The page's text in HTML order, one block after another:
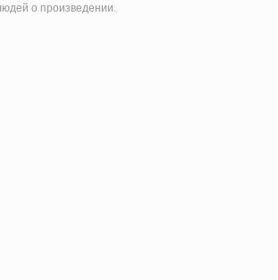
о произведении.